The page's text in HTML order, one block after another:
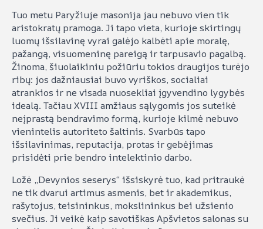
Tuo metu Paryžiuje masonija jau nebuvo vien tik
aristokratų pramoga. Ji tapo vieta, kurioje skirtingų
luomų išsilavinę vyrai galėjo kalbėti apie moralę,
pažangą, visuomeninę pareigą ir tarpusavio pagalbą.
Žinoma, šiuolaikiniu požiūriu tokios draugijos turėjo
ribų: jos dažniausiai buvo vyriškos, socialiai
atrankios ir ne visada nuosekliai įgyvendino lygybės
idealą. Tačiau XVIII amžiaus sąlygomis jos suteikė
neįprastą bendravimo formą, kurioje kilmė nebuvo
vienintelis autoriteto šaltinis. Svarbūs tapo
išsilavinimas, reputacija, protas ir gebėjimas
prisidėti prie bendro intelektinio darbo.
Ložė „Devynios seserys“ išsiskyrė tuo, kad pritraukė
ne tik dvarui artimus asmenis, bet ir akademikus,
rašytojus, teisininkus, mokslininkus bei užsienio
svečius. Ji veikė kaip savotiškas Apšvietos salonas su